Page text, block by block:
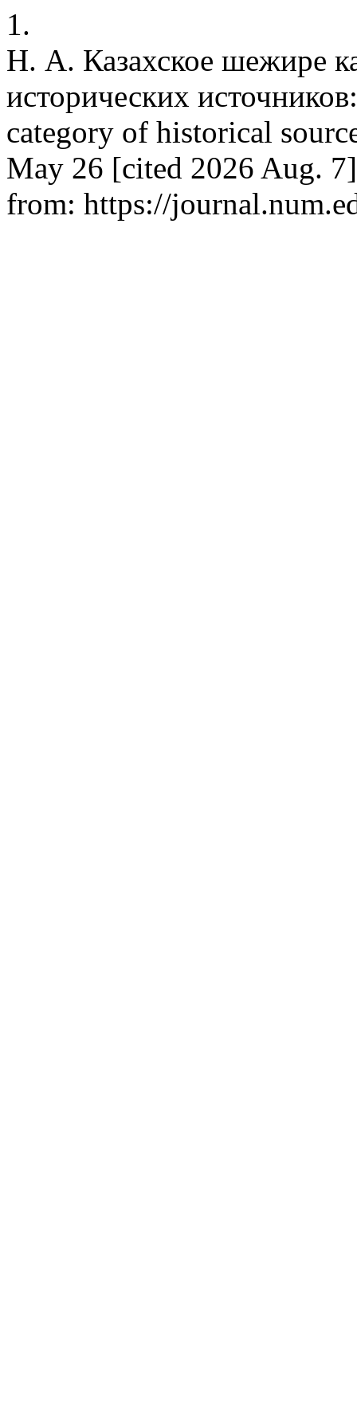
1.
Н. А. Казахское шежире
исторических
category of historical
May 26 [cited 2026 Aug.
from: https://